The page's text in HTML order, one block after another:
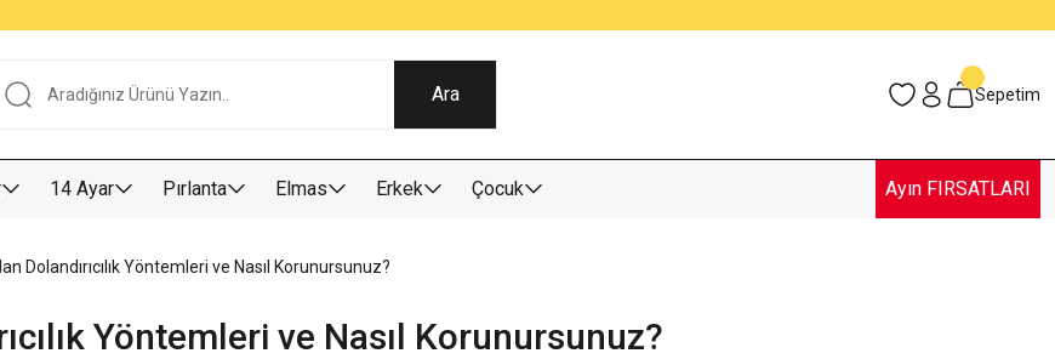
Alışverişlerde KARGO BEDAVA
Garantili Ve Sigortalı Kargo
Yıllık Güvenin Adresi
Ara Sepetim
14 Ayar Pırlanta Elmas Erkek Çocuk Ayın FIRSATLARI
Dolandırıcılık Yöntemleri ve Nasıl Korunursunuz?
Yöntemleri ve Nasıl Korunursunuz?